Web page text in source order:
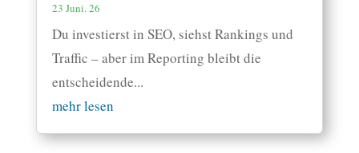
23 Juni. 26
Du investierst in SEO, siehst Rankings und
Traffic – aber im Reporting bleibt die
entscheidende...
mehr lesen